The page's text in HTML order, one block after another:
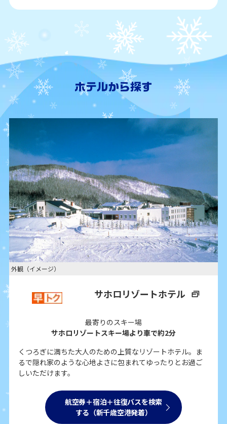
外観（イメージ）
サホロリゾートホテル
最寄りのスキー場
サホロリゾートスキー場より車で約2分
くつろぎに満ちた大人のための上質なリゾートホテル。ま
るで隠れ家のような心地よさに包まれてゆったりとお過ご
しいただけます。
航空券＋宿泊＋往復バスを検索
する（新千歳空港発着）